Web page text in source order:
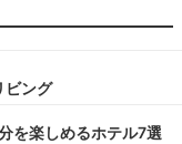
ビング
を楽しめるホテル7選